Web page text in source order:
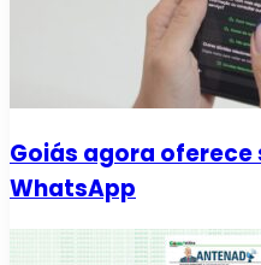
Goiás agora
WhatsApp